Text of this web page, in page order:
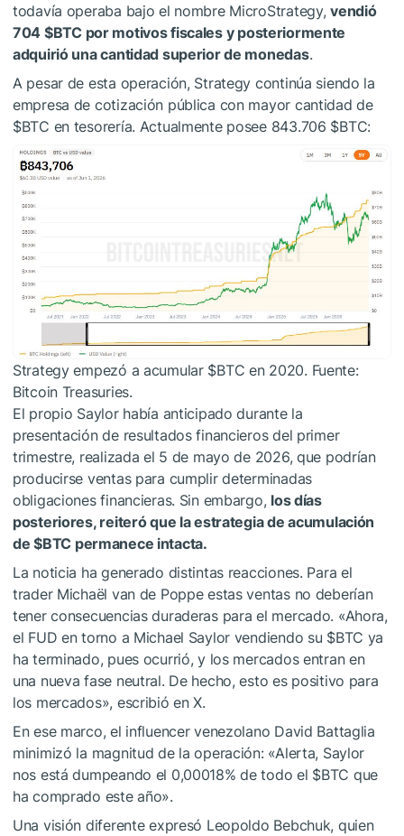
todavía operaba bajo el nombre MicroStrategy,vendió
704 $BTCpor motivos fiscales y posteriormente
adquirió una cantidad superior de monedas.
A pesar de esta operación, Strategy continúa siendo la
empresa de cotización pública con mayor cantidad de
$BTC en tesorería. Actualmente posee 843.706 $BTC:
Strategy empezó a acumular $BTC en 2020. Fuente:
Bitcoin Treasuries.
El propio Saylor había anticipado durante la
presentación de resultados financieros del primer
trimestre, realizada el 5 de mayo de 2026, que podrían
producirse ventas para cumplir determinadas
obligaciones financieras. Sin embargo, los días
posteriores, reiteró que la estrategia de acumulación
de$BTC permanece intacta.
La noticia ha generado distintas reacciones. Para el
trader Michaël van de Poppe estas ventas no deberían
tener consecuencias duraderas para el mercado. «Ahora,
el FUD en torno a Michael Saylor vendiendo su $BTC ya
ha terminado, pues ocurrió, y los mercados entran en
una nueva fase neutral. De hecho, esto es positivo para
los mercados», escribió en X.
En ese marco, el influencer venezolano David Battaglia
minimizó la magnitud de la operación: «Alerta, Saylor
nos está dumpeando el 0,00018% de todo el $BTC que
ha comprado este año».
Una visión diferente expresó Leopoldo Bebchuk, quien